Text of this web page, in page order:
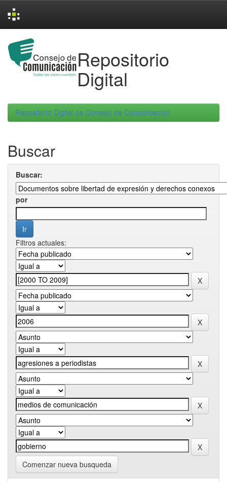
navigation
Repositorio
Digital
Repositorio Digital de Consejo de Comunicacion
Buscar
Buscar:
por
Filtros actuales:
Comenzar nueva busqueda